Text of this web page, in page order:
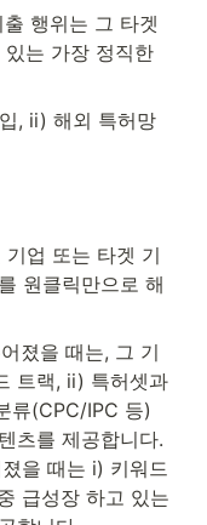
행위는 그 타겟
는 가장 정직한
, ii) 해외 특허망
업 또는 타겟 기
원클릭만으로 해
졌을 때는, 그 기
트랙, ii) 특허셋과
류(CPC/IPC 등)
츠를 제공합니다.
을 때는 i) 키워드
급성장 하고 있는